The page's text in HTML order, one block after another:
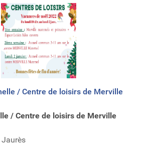
/ Centre de loisirs de Merville
/ Centre de loisirs de Merville